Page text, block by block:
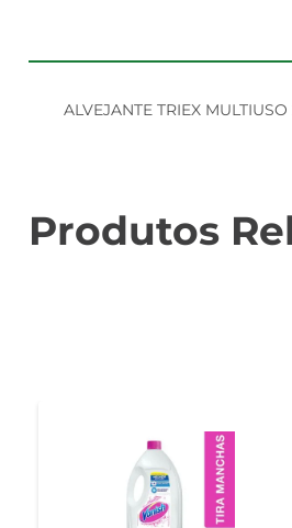
ALVEJANTE TRIEX MULTIUSO
Produtos